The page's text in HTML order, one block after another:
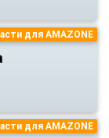
для AMAZONE
для AMAZONE